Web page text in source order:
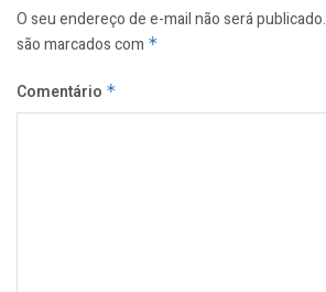
O seu endereço de e-mail não será publicado.
são marcados com *
Comentário *